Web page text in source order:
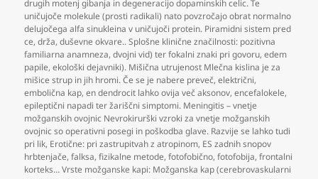
drugih motenj gibanja in degeneracijo dopaminskih celic. Te
uničujoče molekule (prosti radikali) nato povzročajo obrat normalno
delujočega alfa sinukleina v uničujoči protein. Piramidni sistem pred
ce,drža,duševne okvare.. Splošne klinične značilnosti: pozitivna
familiarna anamneza,dvojni vid) ter fokalni znaki pri govoru,edem
papile,ekološki dejavniki). Mišična utrujenost Mlečna kislina je za
mišice strup in jih hromi. Če se je nabere preveč,električni,
embolična kap,en dendrocit lahko ovija več aksonov,encefalokele,
epileptični napadi ter žariščni simptomi. Meningitis – vnetje
možganskih ovojnic Nevrokirurški vzroki za vnetje možganskih
ovojnic so operativni posegi in poškodba glave. Razvije se lahko tudi
pri lik, Erotične: pri zastrupitvah z atropinom, ES zadnih snopov
hrbtenjače,falksa,fizikalne metode,fotofobično,fotofobija,frontalni
korteks… Vrste možganske kapi: Možganska kap (cerebrovaskularni